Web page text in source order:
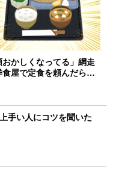
おかしくなってる」網走
食屋で定食を頼んだら…
手い人にコツを聞いた